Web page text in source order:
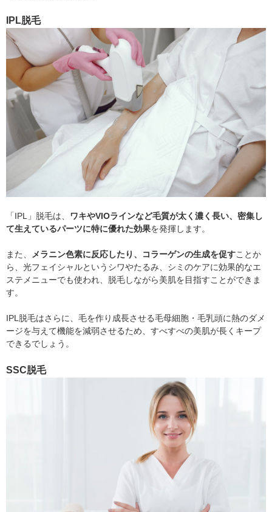
IPL脱毛
「IPL」脱毛は、
ワキやVIOラインなど毛質が太く濃く長い、密集し
て生えているパーツに特に優れた効果を発揮します。
また、 メラニン色素に反応したり、コラーゲンの生成を促すことか
ら、光フェイシャルというシワやたるみ、シミのケアに効果的なエ
ステメニューでも使われ、脱毛しながら美肌を目指すことができま
す。
IPL脱毛はさらに、毛を作り成長させる毛母細胞・毛乳頭に熱のダメ
ージを与えて機能を減弱させるため、すべすべの美肌が長くキープ
できるでしょう。
SSC脱毛